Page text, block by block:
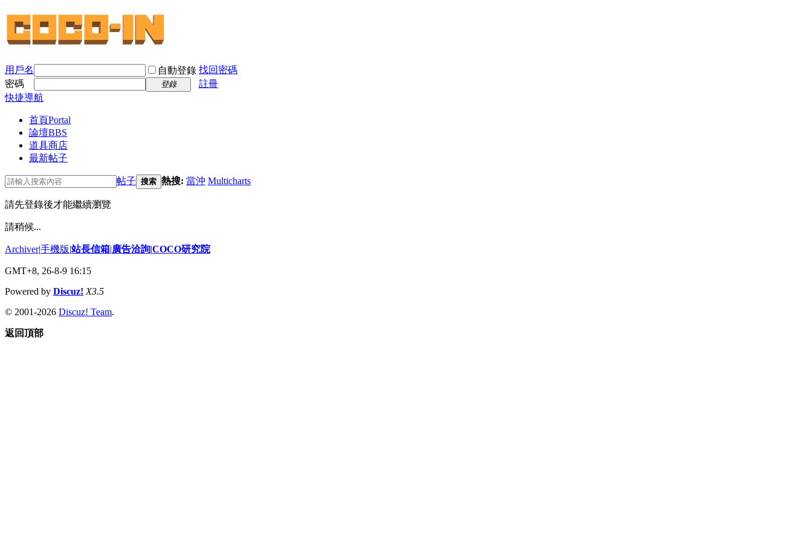
用戶名 自動登錄 找回密碼
密碼
登錄
註冊
快捷導航
首頁Portal
論壇BBS
道具商店
最新帖子
帖子 搜索 熱搜: 當沖 Multicharts
請先登錄後才能繼續瀏覽
請稍候...
Archiver|手機版|站長信箱|廣告洽詢|COCO研究院
GMT+8, 26-8-9 16:15
Powered by Discuz! X3.5
© 2001-2026 Discuz! Team.
返回頂部